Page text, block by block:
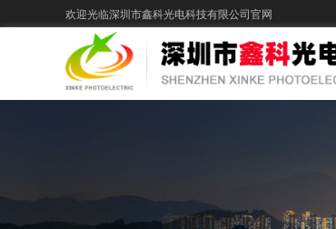
欢迎光临深圳市鑫科光电科技有限公司官网